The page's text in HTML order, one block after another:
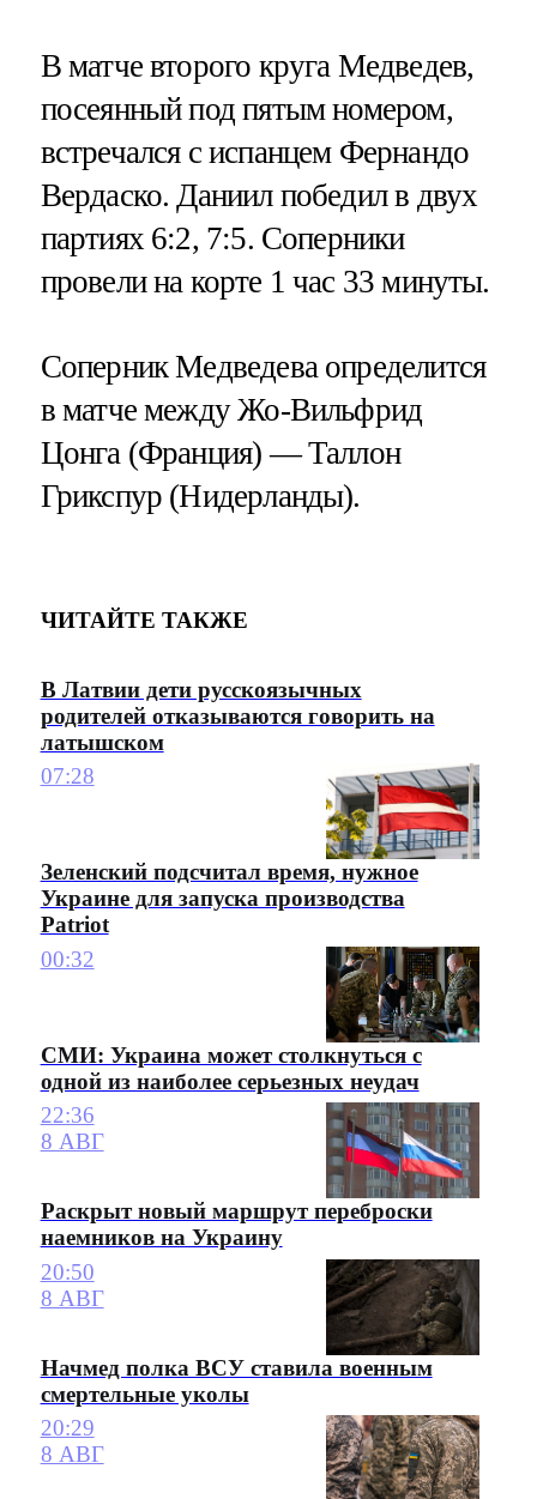
В матче второго круга Медведев,
посеянный под пятым номером,
встречался с испанцем Фернандо
Вердаско. Даниил победил в двух
партиях 6:2, 7:5. Соперники
провели на корте 1 час 33 минуты.
Соперник Медведева определится
в матче между Жо-Вильфрид
Цонга (Франция) — Таллон
Грикспур (Нидерланды).
ЧИТАЙТЕ ТАКЖЕ
В Латвии дети русскоязычных
родителей отказываются говорить на
латышском
07:28
Зеленский подсчитал время, нужное
Украине для запуска производства
Patriot
00:32
СМИ: Украина может столкнуться с
одной из наиболее серьезных неудач
22:36
8 АВГ
Раскрыт новый маршрут переброски
наемников на Украину
20:50
8 АВГ
Начмед полка ВСУ ставила военным
смертельные уколы
20:29
8 АВГ